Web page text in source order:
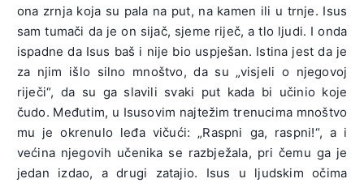
ona zrnja koja su pala na put, na kamen ili u trnje. Isus
sam tumači da je on sijač, sjeme riječ, a tlo ljudi. I onda
ispadne da Isus baš i nije bio uspješan. Istina jest da je
za njim išlo silno mnoštvo, da su „visjeli o njegovoj
riječi“, da su ga slavili svaki put kada bi učinio koje
čudo. Međutim, u Isusovim najtežim trenucima mnoštvo
mu je okrenulo leđa vičući: „Raspni ga, raspni!“, a i
većina njegovih učenika se razbježala, pri čemu ga je
jedan izdao, a drugi zatajio. Isus u ljudskim očima